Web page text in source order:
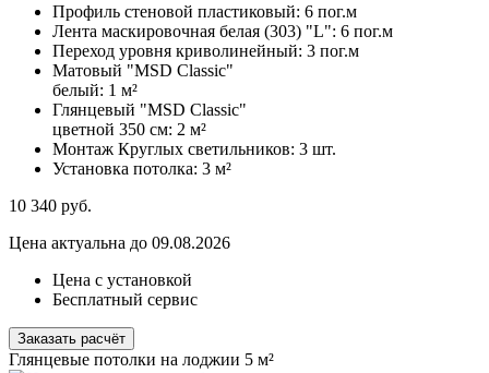
Профиль стеновой пластиковый: 6 пог.м
Лента маскировочная белая (303) "L": 6 пог.м
Переход уровня криволинейный: 3 пог.м
Матовый "MSD Classic"
белый: 1 м²
Глянцевый "MSD Classic"
цветной 350 см: 2 м²
Монтаж Круглых светильников: 3 шт.
Установка потолка: 3 м²
10 340 руб.
Цена актуальна до 09.08.2026
Цена с установкой
Бесплатный сервис
Заказать расчёт
Глянцевые потолки на лоджии 5 м²